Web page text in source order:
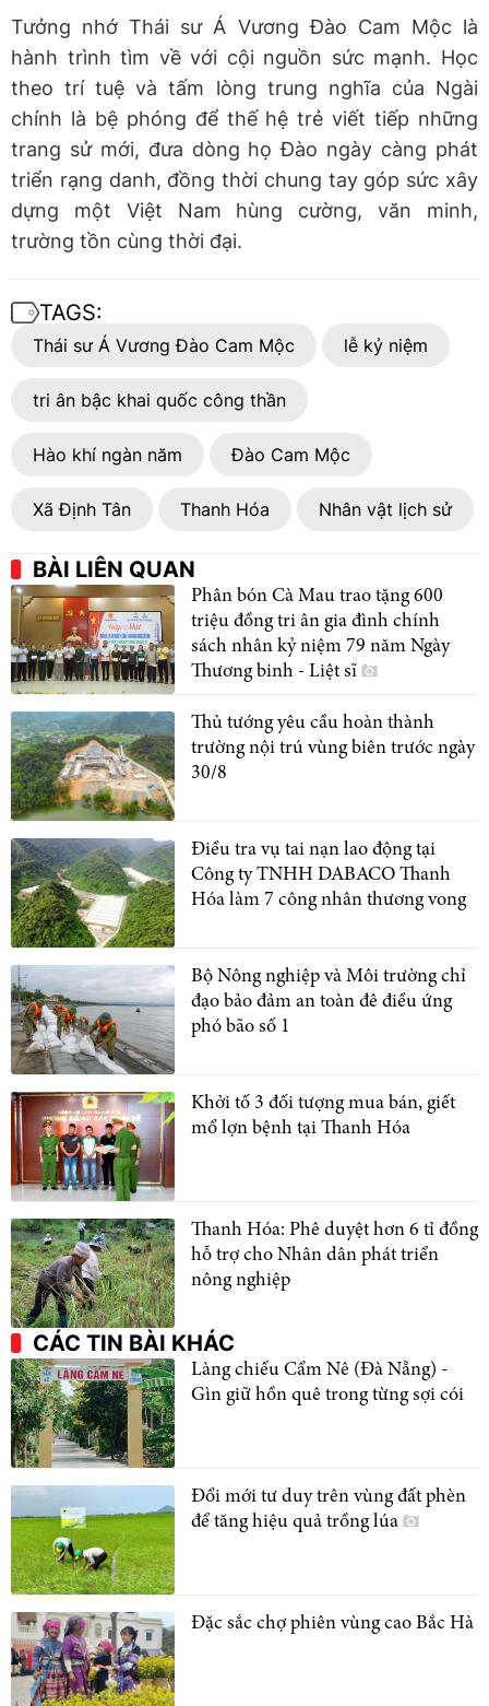
Tưởng nhớ Thái sư Á Vương Đào Cam Mộc là
hành trình tìm về với cội nguồn sức mạnh. Học
theo trí tuệ và tấm lòng trung nghĩa của Ngài
chính là bệ phóng để thế hệ trẻ viết tiếp những
trang sử mới, đưa dòng họ Đào ngày càng phát
triển rạng danh, đồng thời chung tay góp sức xây
dựng một Việt Nam hùng cường, văn minh,
trường tồn cùng thời đại.
TAGS:
Thái sư Á Vương Đào Cam Mộc lễ kỷ niệm
tri ân bậc khai quốc công thần
Hào khí ngàn năm Đào Cam Mộc
Xã Định Tân Thanh Hóa Nhân vật lịch sử
BÀI LIÊN QUAN
Phân bón Cà Mau trao tặng 600
triệu đồng tri ân gia đình chính
sách nhân kỷ niệm 79 năm Ngày
Thương binh - Liệt sĩ
Thủ tướng yêu cầu hoàn thành
trường nội trú vùng biên trước ngày
30/8
Điều tra vụ tai nạn lao động tại
Công ty TNHH DABACO Thanh
Hóa làm 7 công nhân thương vong
Bộ Nông nghiệp và Môi trường chỉ
đạo bảo đảm an toàn đê điều ứng
phó bão số 1
Khởi tố 3 đối tượng mua bán, giết
mổ lợn bệnh tại Thanh Hóa
Thanh Hóa: Phê duyệt hơn 6 tỉ đồng
hỗ trợ cho Nhân dân phát triển
nông nghiệp
CÁC TIN BÀI KHÁC
Làng chiếu Cẩm Nê (Đà Nẵng) -
Gìn giữ hồn quê trong từng sợi cói
Đổi mới tư duy trên vùng đất phèn
để tăng hiệu quả trồng lúa
Đặc sắc chợ phiên vùng cao Bắc Hà